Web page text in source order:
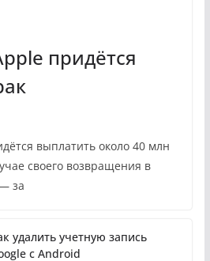
придётся
выплатить около 40 млн
своего возвращения в
за
удалить учетную запись
с Android